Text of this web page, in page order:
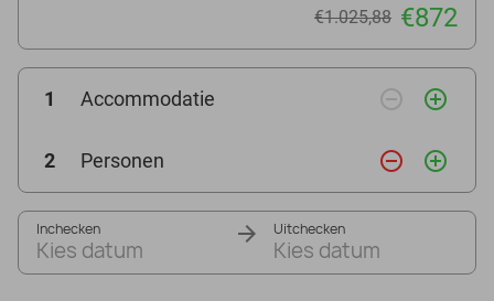
€1.025,88 €872
1 Accommodatie remove_circle_outline add_circle_outline
2 Personen remove_circle_outline add_circle_outline
Inchecken
Kies datum
Uitchecken
Kies datum